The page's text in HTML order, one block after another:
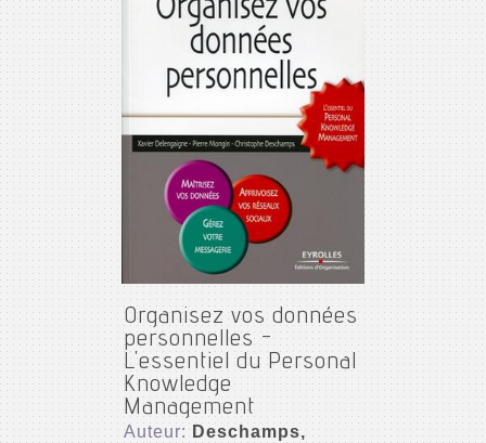
Organisez vos données
personnelles -
L'essentiel du Personal
Knowledge
Management
Auteur: Deschamps,